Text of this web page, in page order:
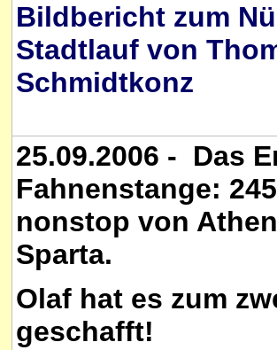
Bildbericht zum
Stadtlauf von
Schmidtkonz
25.09.2006 - Das
Fahnenstange:
nonstop von
Sparta.
Olaf hat es zum
geschafft!